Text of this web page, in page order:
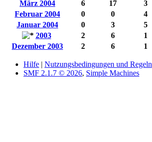
März 2004
6 17 3
Februar 2004
0 0 4
Januar 2004
0 3 5
2003
2 6 1
Dezember 2003
2 6 1
Hilfe | Nutzungsbedingungen und Regeln
SMF 2.1.7 © 2026, Simple Machines